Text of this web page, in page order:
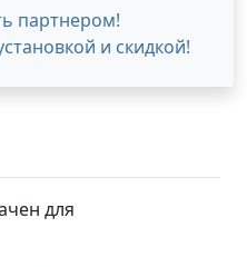
партнером!
и скидкой!
для